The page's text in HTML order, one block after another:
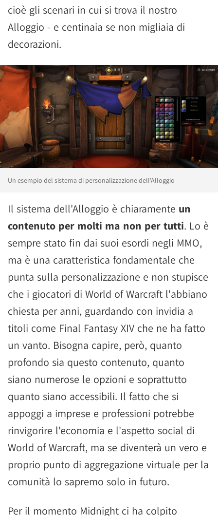
cioè gli scenari in cui si trova il nostro
Alloggio - e centinaia se non migliaia di
decorazioni.
Un esempio del sistema di personalizzazione dell'Alloggio
Il sistema dell'Alloggio è chiaramente un
contenuto per molti ma non per tutti. Lo è
sempre stato fin dai suoi esordi negli MMO,
ma è una caratteristica fondamentale che
punta sulla personalizzazione e non stupisce
che i giocatori di World of Warcraft l'abbiano
chiesta per anni, guardando con invidia a
titoli come Final Fantasy XIV che ne ha fatto
un vanto. Bisogna capire, però, quanto
profondo sia questo contenuto, quanto
siano numerose le opzioni e soprattutto
quanto siano accessibili. Il fatto che si
appoggi a imprese e professioni potrebbe
rinvigorire l'economia e l'aspetto social di
World of Warcraft, ma se diventerà un vero e
proprio punto di aggregazione virtuale per la
comunità lo sapremo solo in futuro.
Per il momento Midnight ci ha colpito